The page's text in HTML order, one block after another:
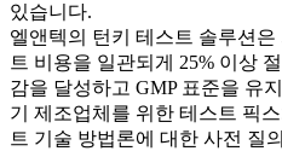
있습니다.
엘앤텍의 턴키 테스트 솔루션
트 비용을 일관되게 25% 이상
감을 달성하고 GMP 표준을 유
기 제조업체를 위한 테스트 픽
트 기술 방법론에 대한 사전 질